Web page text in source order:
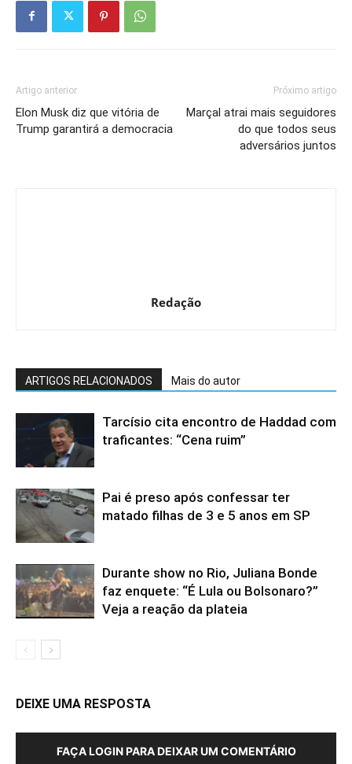
Artigo anterior
Elon Musk diz que vitória de
Trump garantirá a democracia
Próximo artigo
Marçal atrai mais seguidores
do que todos seus
adversários juntos
Redação
ARTIGOS RELACIONADOS Mais do autor
Tarcísio cita encontro de Haddad com
traficantes: “Cena ruim”
Pai é preso após confessar ter
matado filhas de 3 e 5 anos em SP
Durante show no Rio, Juliana Bonde
faz enquete: “É Lula ou Bolsonaro?”
Veja a reação da plateia
DEIXE UMA RESPOSTA
FAÇA LOGIN PARA DEIXAR UM COMENTÁRIO